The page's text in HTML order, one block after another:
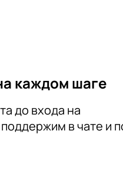
каждом шаге
до входа на
в чате и